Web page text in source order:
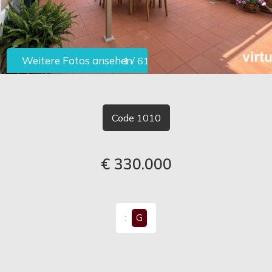
1 / 61
Weitere Fotos ansehen
Code 1010
€ 330.000
: G
SIE
MIT
UNS
Gemeinsam